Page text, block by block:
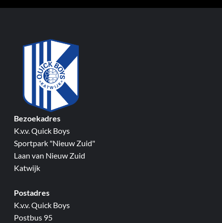
Bezoekadres
K.v.v. Quick Boys
Sportpark "Nieuw Zuid"
Laan van Nieuw Zuid
Katwijk
Postadres
K.v.v. Quick Boys
Postbus 95